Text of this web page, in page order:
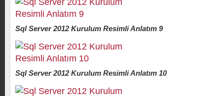
Sql Server 2012 Kurulum Resimli Anlatım 9
Sql Server 2012 Kurulum Resimli Anlatım 10